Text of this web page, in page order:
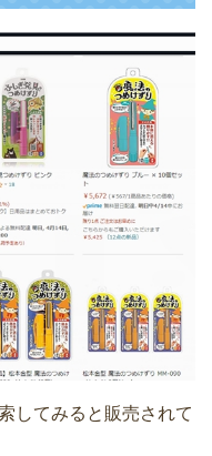
してみると販売されて